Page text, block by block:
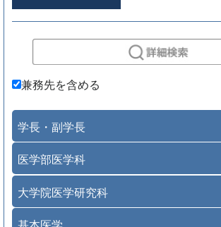
兼務先を含める
学長・副学長
医学部医学科
大学院医学研究科